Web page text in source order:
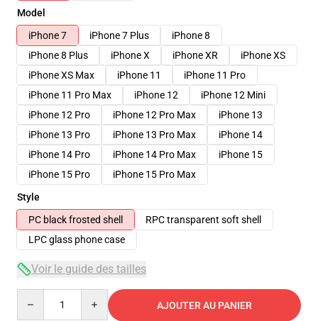
Model
iPhone 7
iPhone 7 Plus
iPhone 8
iPhone 8 Plus
iPhone X iPhone XR
iPhone XS
iPhone XS Max
iPhone 11
iPhone 11 Pro
iPhone 11 Pro Max
iPhone 12
iPhone 12 Mini
iPhone 12 Pro
iPhone 12 Pro Max
iPhone 13
iPhone 13 Pro
iPhone 13 Pro Max
iPhone 14
iPhone 14 Pro
iPhone 14 Pro Max
iPhone 15
iPhone 15 Pro
iPhone 15 Pro Max
Style
PC black frosted shell
RPC transparent soft shell
LPC glass phone case
Voir le guide des tailles
AJOUTER AU PANIER